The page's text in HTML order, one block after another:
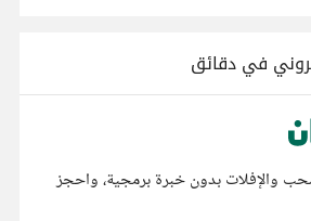
في دقائق
والإفلات بدون خبرة برمجية، واحجز